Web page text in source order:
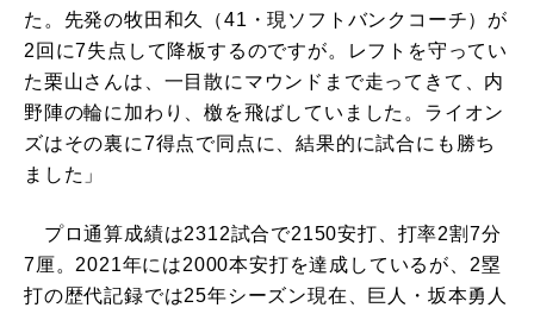
た。先発の牧田和久（41・現ソフトバンクコーチ）が
2回に7失点して降板するのですが。レフトを守ってい
た栗山さんは、一目散にマウンドまで走ってきて、内
野陣の輪に加わり、檄を飛ばしていました。ライオン
ズはその裏に7得点で同点に、結果的に試合にも勝ち
ました」
プロ通算成績は2312試合で2150安打、打率2割7分
7厘。2021年には2000本安打を達成しているが、2塁
打の歴代記録では25年シーズン現在、巨人・坂本勇人